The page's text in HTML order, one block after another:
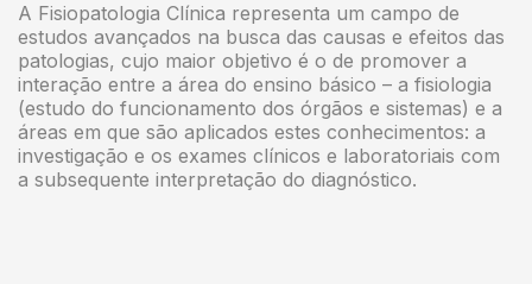
A Fisiopatologia Clínica representa um campo de
estudos avançados na busca das causas e efeitos das
patologias, cujo maior objetivo é o de promover a
interação entre a área do ensino básico – a fisiologia
(estudo do funcionamento dos órgãos e sistemas) e a
áreas em que são aplicados estes conhecimentos: a
investigação e os exames clínicos e laboratoriais com
a subsequente interpretação do diagnóstico.